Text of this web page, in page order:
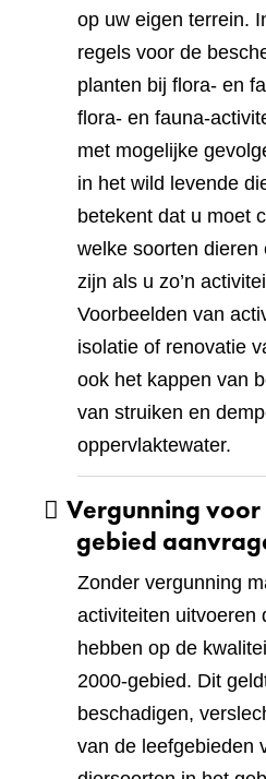
op uw eigen terrein.
regels voor de
planten bij flora- en
flora- en fauna-
met mogelijke
in het wild levende
betekent dat u moet
welke soorten dieren
zijn als u zo’n
Voorbeelden van
isolatie of renovatie
ook het kappen van
van struiken en
oppervlaktewater.
Vergunning
gebied
Zonder vergunning
activiteiten uitvoeren
hebben op de
2000-gebied. Dit
beschadigen,
van de leefgebieden